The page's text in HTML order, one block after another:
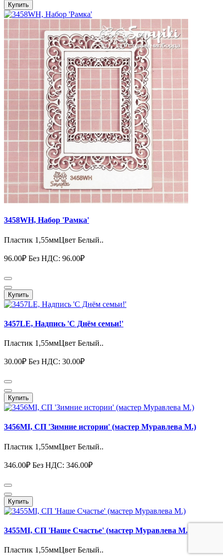
Купить
3458WH, Набор 'Рамка'
Пластик 1,55ммЦвет Белый..
96.00₽ Без НДС: 96.00₽
Купить
3457LE, Надпись 'С Днём семьи!'
Пластик 1,55ммЦвет Белый..
30.00₽ Без НДС: 30.00₽
Купить
3456MI, СП 'Зимние истории' (мастер Муравлева М.)
Пластик 1,55ммЦвет Белый..
346.00₽ Без НДС: 346.00₽
Купить
3455MI, СП 'Наше Счастье' (мастер Муравлева М.)
Пластик 1,55ммЦвет Белый..